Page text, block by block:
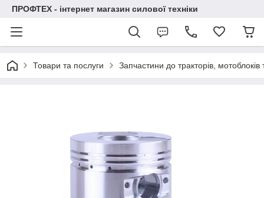
ПРОФТЕХ - інтернет магазин силової техніки
Товари та послуги Запчастини до тракторів,